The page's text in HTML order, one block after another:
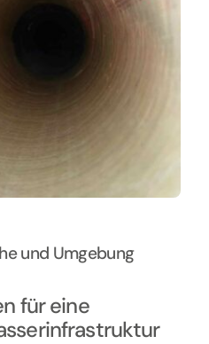
und Umgebung
für eine